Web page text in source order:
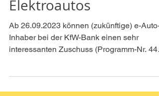
Florian Holzer
Solarstrom für
Ab 26.09.2023 können (zukünftige) e-Auto-
Inhaber bei der KfW-Bank einen sehr